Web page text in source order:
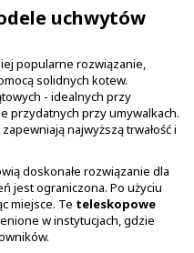
uchwytów
popularne rozwiązanie,
solidnych kotew.
- idealnych przy
przydatnych przy umywalkach.
zapewniają najwyższą trwałość i
doskonałe rozwiązanie dla
jest ograniczona. Po użyciu
miejsce. Te teleskopowe
w instytucjach, gdzie